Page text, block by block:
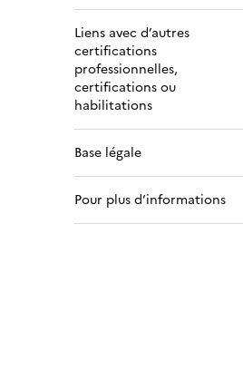
Liens avec d’autres
certifications
professionnelles,
certifications ou
habilitations
Base légale
Pour plus d’informations